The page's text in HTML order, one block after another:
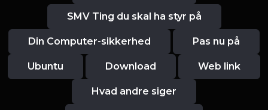
SMV Ting du skal ha styr på
Din Computer-sikkerhed Pas nu på
Ubuntu Download Web link
Hvad andre siger